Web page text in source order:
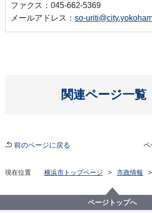
ファクス：045-662-5369
メールアドレス： so-
関連ページ一覧
開く
前のページに戻る ペ
現在位置 横浜市トップページ 市政情報
市有地ポータルサイト
市有地を買いたい・借りたい・利用
ページトップへ